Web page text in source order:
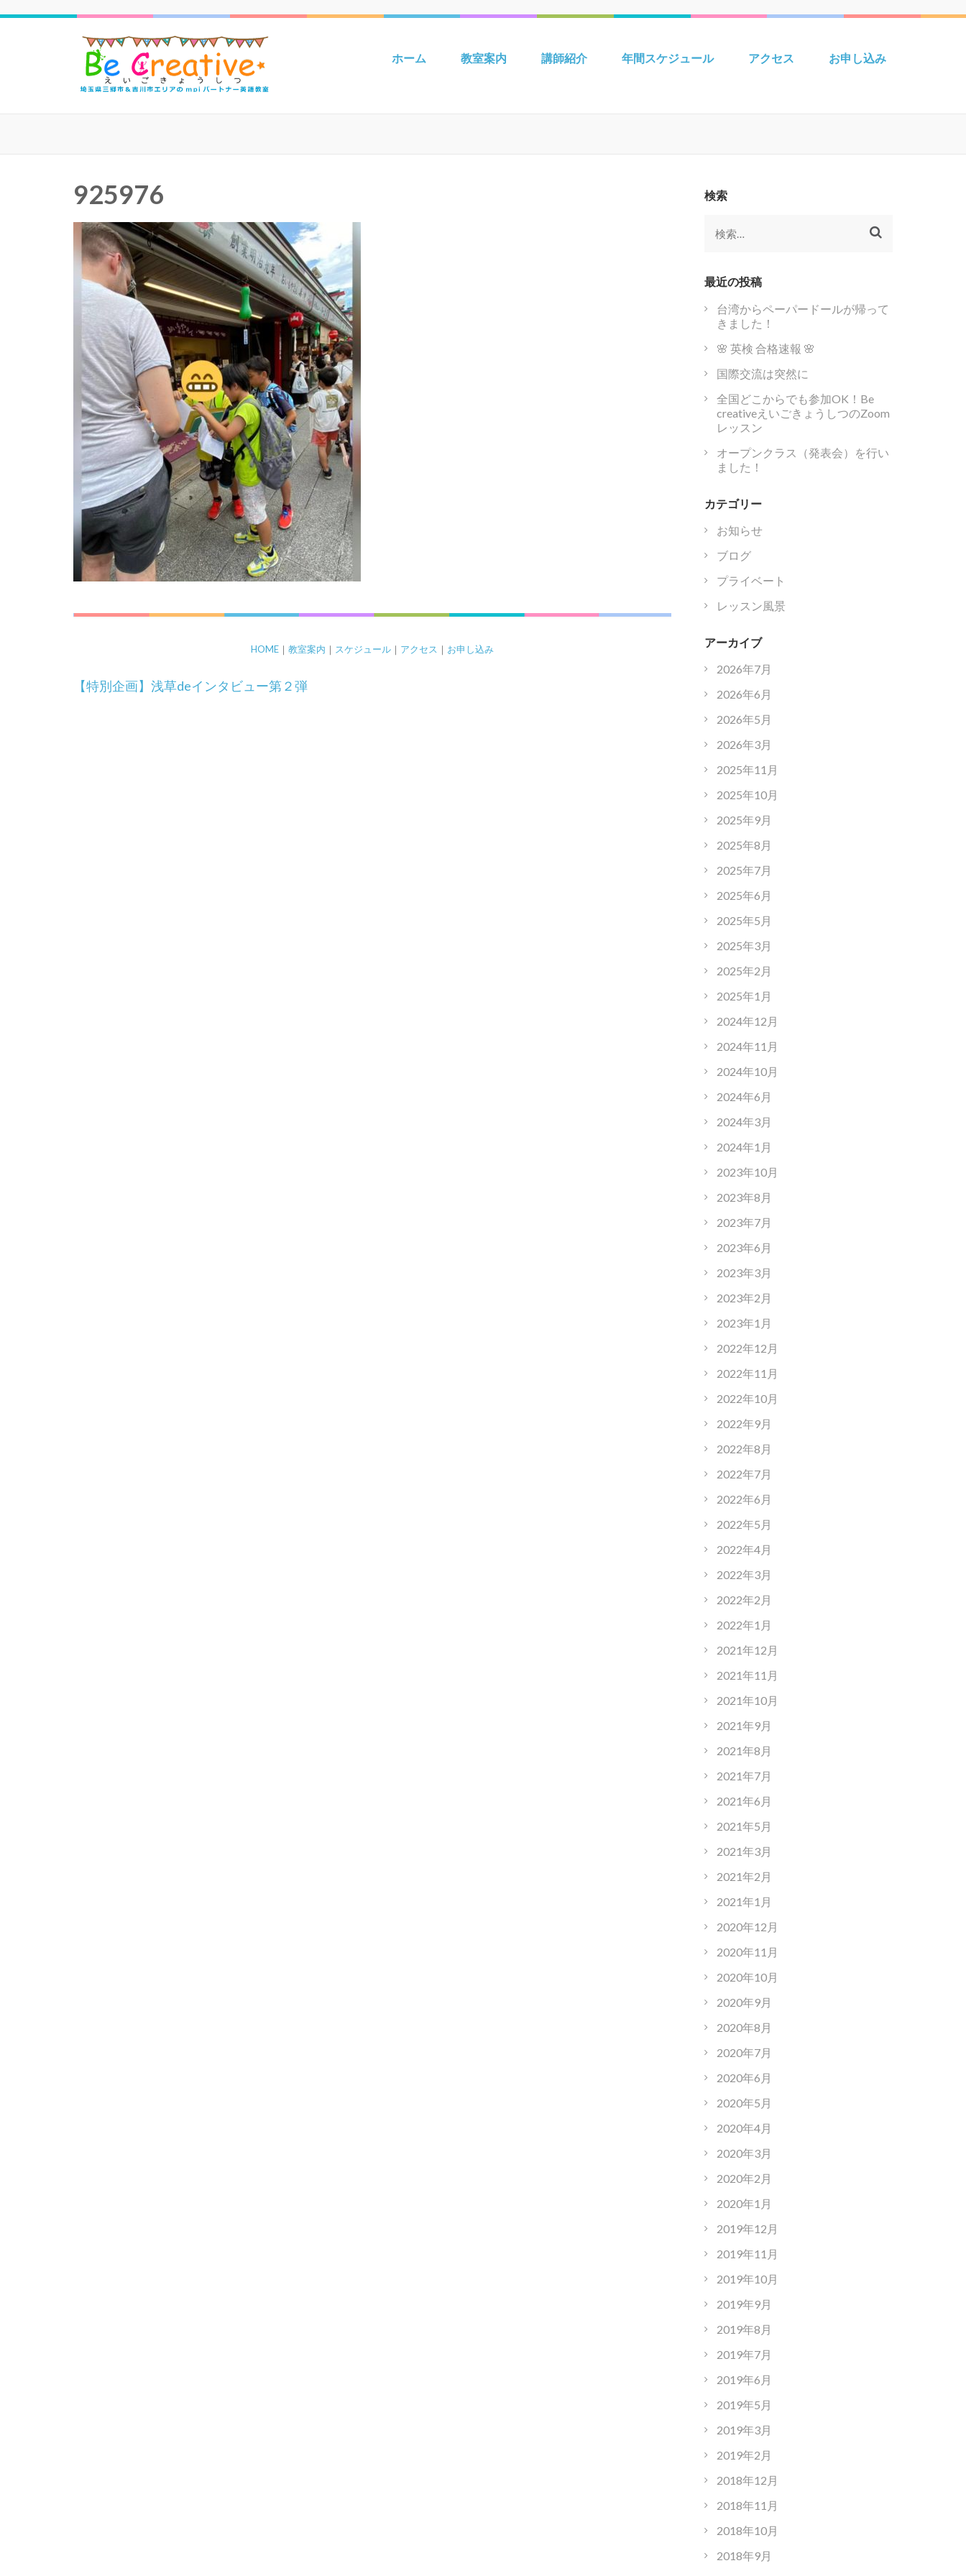
三郷 吉川 mpiパートナー英語教室 Be Creative えいごきょうしつ
ホーム 教室案内 講師紹介 年間スケジュール アクセス お申し込み
925976
HOME ｜教室案内 ｜ スケジュール ｜ アクセス ｜ お申し込み
投
【特別企画】浅草deインタビュー第２弾
検索
検
最近の投稿
台湾からペーパードールが帰って
きました！
🌸 英検 合格速報 🌸
国際交流は突然に
全国どこからでも参加OK！Be
creativeえいごきょうしつのZoom
レッスン
オープンクラス（発表会）を行い
ました！
カテゴリー
お知らせ
ブログ
プライベート
レッスン風景
アーカイブ
2026年7月
2026年6月
2026年5月
2026年3月
2025年11月
2025年10月
2025年9月
2025年8月
2025年7月
2025年6月
2025年5月
2025年3月
2025年2月
2025年1月
2024年12月
2024年11月
2024年10月
2024年6月
2024年3月
2024年1月
2023年10月
2023年8月
2023年7月
2023年6月
2023年3月
2023年2月
2023年1月
2022年12月
2022年11月
2022年10月
2022年9月
2022年8月
2022年7月
2022年6月
2022年5月
2022年4月
2022年3月
2022年2月
2022年1月
2021年12月
2021年11月
2021年10月
2021年9月
2021年8月
2021年7月
2021年6月
2021年5月
2021年3月
2021年2月
2021年1月
2020年12月
2020年11月
2020年10月
2020年9月
2020年8月
2020年7月
2020年6月
2020年5月
2020年4月
2020年3月
2020年2月
2020年1月
2019年12月
2019年11月
2019年10月
2019年9月
2019年8月
2019年7月
2019年6月
2019年5月
2019年3月
2019年2月
2018年12月
2018年11月
2018年10月
2018年9月